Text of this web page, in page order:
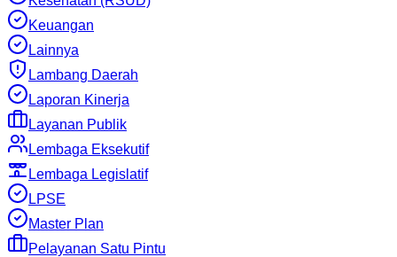
Keuangan
Lainnya
Lambang Daerah
Laporan Kinerja
Layanan Publik
Lembaga Eksekutif
Lembaga Legislatif
LPSE
Master Plan
Pelayanan Satu Pintu